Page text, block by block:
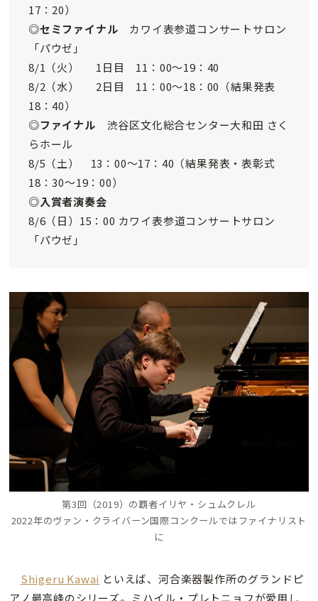
17：20）
◎セミファイナル カワイ表参道コンサートサロン
「パウゼ」
8/1（火） 1日目 11：00～19：40
8/2（水） 2日目 11：00～18：00（結果発表
18：40）
◎ファイナル 渋谷区文化総合センター大和田 さく
らホール
8/5（土） 13：00～17：40（結果発表・表彰式
18：30～19：00）
◎入賞者演奏会
8/6（日）15：00 カワイ表参道コンサートサロン
「パウゼ」
第3回（2019）の覇者イリヤ・シュムクレル
2022年のヴァン・クライバーン国際コンクールではファイナリスト
に
Shigeru Kawai といえば、河合楽器製作所のグランドピ
アノ最高峰のシリーズ。ミハイル・プレトニョフが愛用し